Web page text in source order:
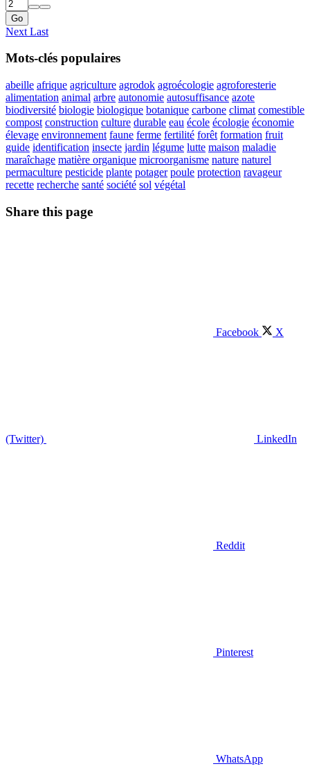
Go
Next Last
Mots-clés populaires
abeille afrique agriculture agrodok agroécologie agroforesterie
alimentation animal arbre autonomie autosuffisance azote
biodiversité biologie biologique botanique carbone climat comestible
compost construction culture durable eau école écologie économie
élevage environnement faune ferme fertilité forêt formation fruit
guide identification insecte jardin légume lutte maison maladie
maraîchage matière organique microorganisme nature naturel
permaculture pesticide plante potager poule protection ravageur
recette recherche santé société sol végétal
Share this page
Facebook X
(Twitter) LinkedIn
Reddit
Pinterest
WhatsApp